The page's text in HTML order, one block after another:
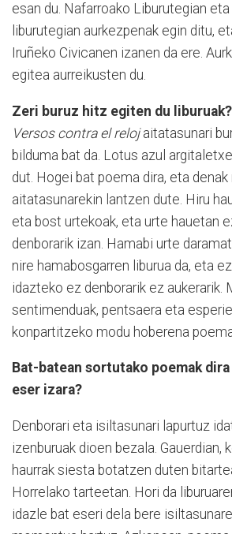
esan du. Nafarroako Liburutegian eta
liburutegian aurkezpenak egin ditu,
Iruñeko Civicanen izanen da ere.
egitea aurreikusten du.
Zeri buruz hitz egiten du liburuak?
Versos contra el relojaitatasunari
bilduma bat da. Lotus azul
dut. Hogei bat poema dira, eta
aitatasunarekin lantzen dute. Hiru
eta bost urtekoak, eta urte hauetan
denborarik izan. Hamabi urte
nire hamabosgarren liburua da, eta
idazteko ez denborarik ez aukerarik.
sentimenduak, pentsaera eta
konpartitzeko modu hoberena
Bat-batean sortutako poemak
eser izara?
Denborari eta isiltasunari lapurtuz
izenburuak dioen bezala. Gauerdian,
haurrak siesta botatzen duten
Horrelako tarteetan. Hori da
idazle bat eseri dela bere